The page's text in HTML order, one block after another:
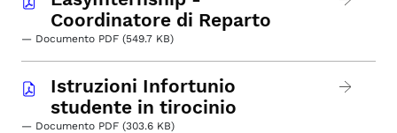
Coordinatore di Reparto
— Documento PDF (549.7 KB)
Istruzioni Infortunio
studente in tirocinio
— Documento PDF (303.6 KB)